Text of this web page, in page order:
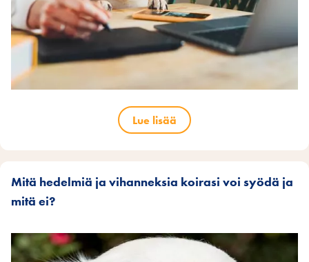
Lue lisää
Mitä hedelmiä ja vihanneksia koirasi voi syödä ja
mitä ei?